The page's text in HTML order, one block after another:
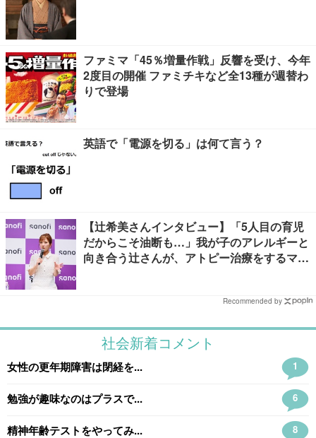
ファミマ「45％増量作戦」反響を受け、今年
2度目の開催 ファミチキなど全13種が週替わ
りで登場
英語で「電源を切る」は何て言う？
【辻希美さんインタビュー】「5人目の育児
だからこそ油断も…」我が子のアレルギーと
向き合う辻さんが、アトピー治療をするママ
Recommended by